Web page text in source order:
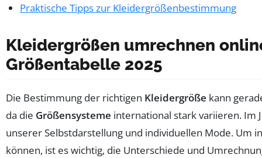
Praktische Tipps zur Kleidergrößenbestimmung
Kleidergrößen umrechnen
Größentabelle 2025
Die Bestimmung der richtigen Kleidergröße kann
da die Größensysteme international stark variieren. Im
unserer Selbstdarstellung und individuellen Mode. Um
können, ist es wichtig, die Unterschiede und